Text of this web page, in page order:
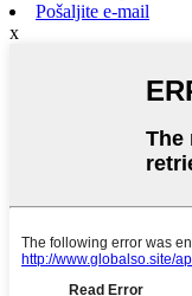
Pošaljite e-mail
x